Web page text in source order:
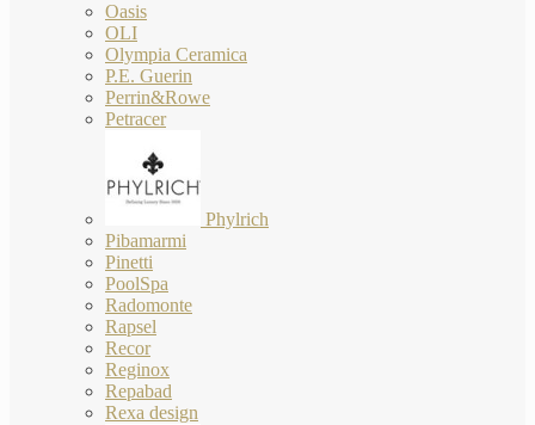
Oasis
OLI
Olympia Ceramica
P.E. Guerin
Perrin&Rowe
Petracer
Phylrich
Pibamarmi
Pinetti
PoolSpa
Radomonte
Rapsel
Recor
Reginox
Repabad
Rexa design